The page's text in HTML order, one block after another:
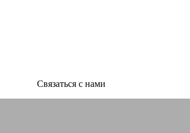
Связаться с нами